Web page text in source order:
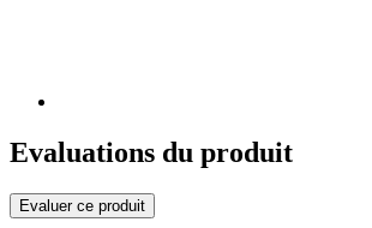
Evaluations du produit
Evaluer ce produit